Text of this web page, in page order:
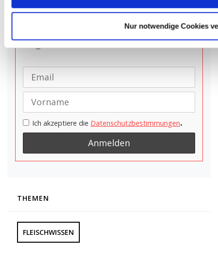
Nur notwendige Cookies
Angebote.
Die Abmeldung ist jederzeit kostenlos
möglich
Ich akzeptiere die Datenschutzbestimmungen.
THEMEN
FLEISCHWISSEN